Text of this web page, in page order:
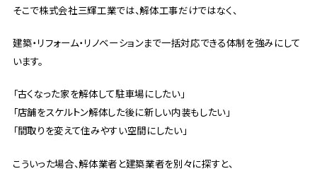
そこで株式会社三輝工業では、解体工事だけではなく、
建築・リフォーム・リノベーションまで一括対応できる体制を強みにして
います。
「古くなった家を解体して駐車場にしたい」
「店舗をスケルトン解体した後に新しい内装もしたい」
「間取りを変えて住みやすい空間にしたい」
こういった場合、解体業者と建築業者を別々に探すと、